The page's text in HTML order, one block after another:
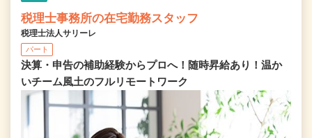
税理士事務所の在宅勤務スタッフ
税理士法人サリーレ
パート
決算・申告の補助経験からプロへ！随時昇給あり！温か
いチーム⾵⼟のフルリモートワーク